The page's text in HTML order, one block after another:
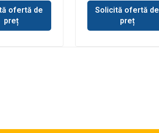
ofertă de
preț
Solicită ofertă de
preț